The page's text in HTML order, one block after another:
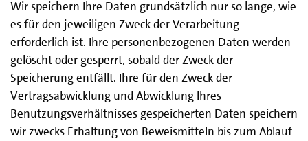
Wir speichern Ihre Daten grundsätzlich nur so lange, wie
es für den jeweiligen Zweck der Verarbeitung
erforderlich ist. Ihre personenbezogenen Daten werden
gelöscht oder gesperrt, sobald der Zweck der
Speicherung entfällt. Ihre für den Zweck der
Vertragsabwicklung und Abwicklung Ihres
Benutzungsverhältnisses gespeicherten Daten speichern
wir zwecks Erhaltung von Beweismitteln bis zum Ablauf